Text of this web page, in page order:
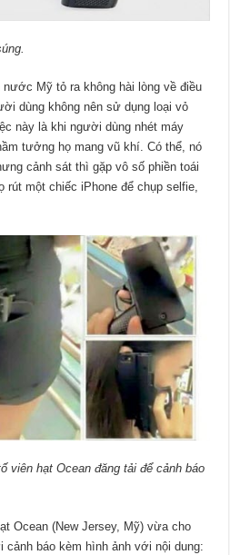
Mỹ tỏ ra không hài lòng về điều
dùng không nên sử dụng loại vỏ
này là khi người dùng nhét máy
tưởng họ mang vũ khí. Có thể, nó
cảnh sát thì gặp vô số phiền toái
rút một chiếc iPhone để chụp selfie,
viên hạt Ocean đăng tải để cảnh báo
Ocean (New Jersey, Mỹ) vừa cho
cảnh báo kèm hình ảnh với nội dung: